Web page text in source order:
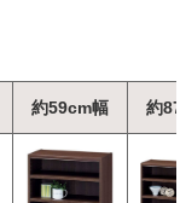
約59cm幅 約